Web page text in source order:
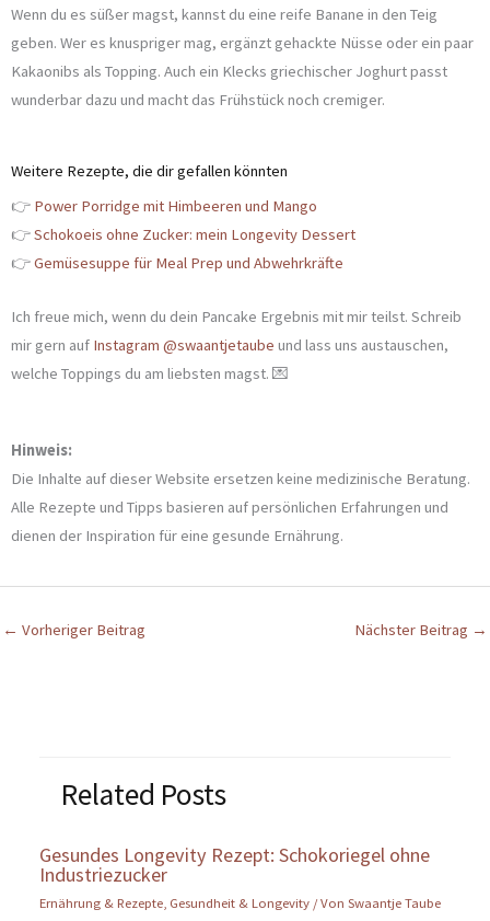
Wenn du es süßer magst, kannst du eine reife Banane in den Teig
geben. Wer es knuspriger mag, ergänzt gehackte Nüsse oder ein paar
Kakaonibs als Topping. Auch ein Klecks griechischer Joghurt passt
wunderbar dazu und macht das Frühstück noch cremiger.
Weitere Rezepte, die dir gefallen könnten
👉 Power Porridge mit Himbeeren und Mango
👉Schokoeis ohne Zucker: mein Longevity Dessert
👉Gemüsesuppe für Meal Prep und Abwehrkräfte
Ich freue mich, wenn du dein Pancake Ergebnis mit mir teilst. Schreib
mir gern auf Instagram @swaantjetaube und lass uns austauschen,
welche Toppings du am liebsten magst. 💌
Hinweis:
Die Inhalte auf dieser Website ersetzen keine medizinische Beratung.
Alle Rezepte und Tipps basieren auf persönlichen Erfahrungen und
dienen der Inspiration für eine gesunde Ernährung.
← Vorheriger Beitrag Nächster Beitrag →
Related Posts
Gesundes Longevity Rezept: Schokoriegel ohne
Industriezucker
Ernährung & Rezepte Gesundheit & Longevity / VonSwaantje Taube